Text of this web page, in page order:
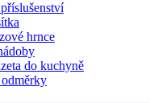
hrnce
do kuchyně